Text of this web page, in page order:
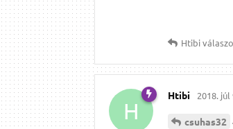
Htibi
H
Htibi 2018. júl
csuhas32